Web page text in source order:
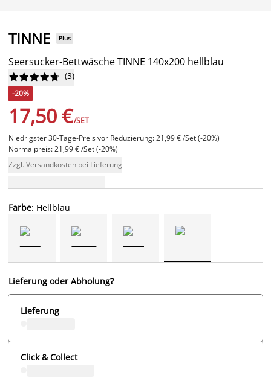
TINNE Plus
Seersucker-Bettwäsche TINNE 140x200 hellblau





 (3)
-20%
17,50 €/SET
Niedrigster 30-Tage-Preis vor Reduzierung: 21,99 € /Set (-20%)
Normalpreis: 21,99 € /Set (-20%)
Zzgl. Versandkosten bei Lieferung
Farbe: Hellblau
Lieferung oder Abholung?
Lieferung
Click & Collect